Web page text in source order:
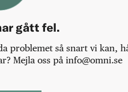
gått fel.
problemet så snart vi kan,
Mejla oss på info@omni.se